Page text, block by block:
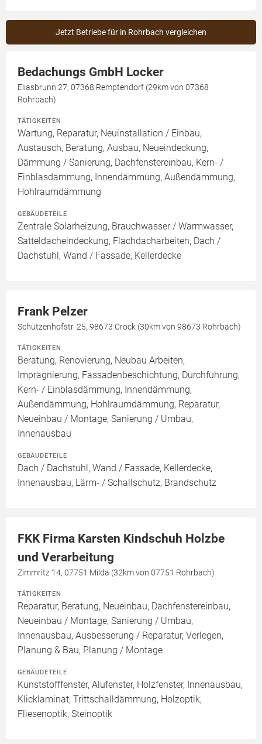
Jetzt Betriebe für in Rohrbach vergleichen
Bedachungs GmbH Locker
Eliasbrunn 27, 07368 Remptendorf (29km von 07368
Rohrbach)
TÄTIGKEITEN
Wartung, Reparatur, Neuinstallation / Einbau,
Austausch, Beratung, Ausbau, Neueindeckung,
Dämmung / Sanierung, Dachfenstereinbau, Kern- /
Einblasdämmung, Innendämmung, Außendämmung,
Hohlraumdämmung
GEBÄUDETEILE
Zentrale Solarheizung, Brauchwasser / Warmwasser,
Satteldacheindeckung, Flachdacharbeiten, Dach /
Dachstuhl, Wand / Fassade, Kellerdecke
Frank Pelzer
Schützenhofstr. 25, 98673 Crock (30km von 98673 Rohrbach)
TÄTIGKEITEN
Beratung, Renovierung, Neubau Arbeiten,
Imprägnierung, Fassadenbeschichtung, Durchführung,
Kern- / Einblasdämmung, Innendämmung,
Außendämmung, Hohlraumdämmung, Reparatur,
Neueinbau / Montage, Sanierung / Umbau,
Innenausbau
GEBÄUDETEILE
Dach / Dachstuhl, Wand / Fassade, Kellerdecke,
Innenausbau, Lärm- / Schallschutz, Brandschutz
FKK Firma Karsten Kindschuh Holzbe
und Verarbeitung
Zimmritz 14, 07751 Milda (32km von 07751 Rohrbach)
TÄTIGKEITEN
Reparatur, Beratung, Neueinbau, Dachfenstereinbau,
Neueinbau / Montage, Sanierung / Umbau,
Innenausbau, Ausbesserung / Reparatur, Verlegen,
Planung & Bau, Planung / Montage
GEBÄUDETEILE
Kunststofffenster, Alufenster, Holzfenster, Innenausbau,
Klicklaminat, Trittschalldämmung, Holzoptik,
Fliesenoptik, Steinoptik